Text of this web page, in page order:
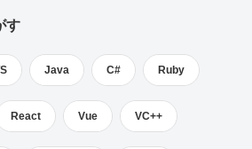
す
Java C# Ruby
React Vue VC++